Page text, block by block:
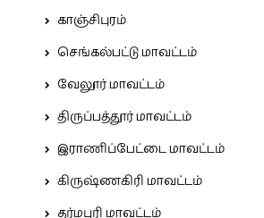
காஞ்சிபுரம்
செங்கல்பட்டு மாவட்டம்
வேலூர் மாவட்டம்
திருப்பத்தூர் மாவட்டம்
இராணிப்பேட்டை மாவட்டம்
கிருஷ்ணகிரி மாவட்டம்
தர்மபுரி மாவட்டம்